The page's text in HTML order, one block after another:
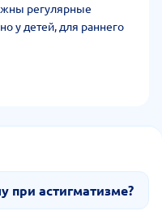
регулярные
у детей, для раннего
при астигматизме?